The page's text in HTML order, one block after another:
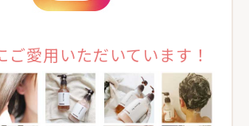
ご愛用いただいています！